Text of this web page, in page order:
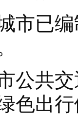
已编
共交
色出